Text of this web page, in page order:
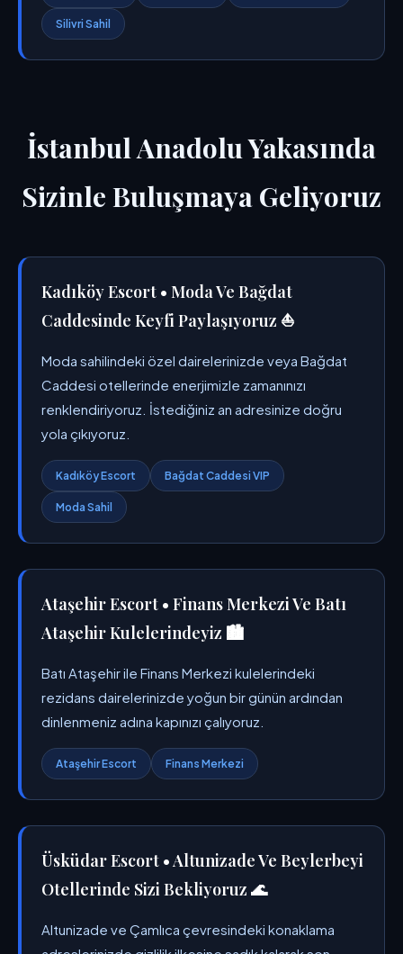
Silivri Sahil
İstanbul Anadolu Yakasında
Sizinle Buluşmaya Geliyoruz
Kadıköy Escort • Moda Ve Bağdat
Caddesinde Keyfi Paylaşıyoruz ⛵
Moda sahilindeki özel dairelerinizde veya Bağdat
Caddesi otellerinde enerjimizle zamanınızı
renklendiriyoruz. İstediğiniz an adresinize doğru
yola çıkıyoruz.
Kadıköy Escort Bağdat Caddesi VIP
Moda Sahil
Ataşehir Escort • Finans Merkezi Ve Batı
Ataşehir Kulelerindeyiz 🏙️
Batı Ataşehir ile Finans Merkezi kulelerindeki
rezidans dairelerinizde yoğun bir günün ardından
dinlenmeniz adına kapınızı çalıyoruz.
Ataşehir Escort Finans Merkezi
Üsküdar Escort • Altunizade Ve Beylerbeyi
Otellerinde Sizi Bekliyoruz 🌊
Altunizade ve Çamlıca çevresindeki konaklama